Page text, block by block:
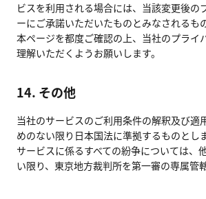
ビスを利用される場合には、当該変更後の
ーにご承諾いただいたものとみなされるも
本ページを都度ご確認の上、当社のプライ
理解いただくようお願いします。
14. その他
当社のサービスのご利用条件の解釈及び適
めのない限り日本国法に準拠するものとし
サービスに係るすべての紛争については、
い限り、東京地方裁判所を第一審の専属管